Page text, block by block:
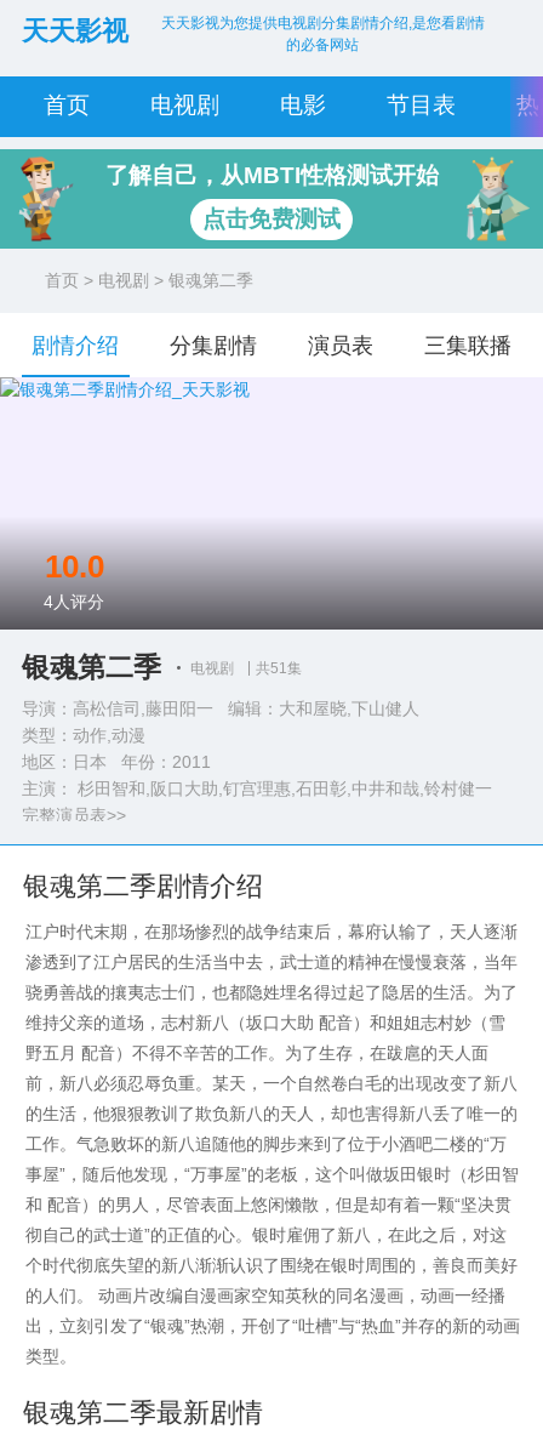
天天影视
天天影视为您提供电视剧分集剧情介绍,是您看剧情
的必备网站
首页 电视剧 电影 节目表
了解自己，从MBTI性格测试开始
点击免费测试
首页 > 电视剧 > 银魂第二季
剧情介绍 分集剧情 演员表 三集联播
银魂第二季 电视剧 共51集
导演：高松信司,藤田阳一 编辑：大和屋晓,下山健人
类型： 动作,动漫
地区：日本 年份： 2011
主演： 杉田智和,阪口大助,钉宫理惠,石田彰,中井和哉,铃村健一
完整演员表>>
10.0
4人评分
银魂第二季剧情介绍
江户时代末期，在那场惨烈的战争结束后，幕府认输了，天人逐渐
渗透到了江户居民的生活当中去，武士道的精神在慢慢衰落，当年
骁勇善战的攘夷志士们，也都隐姓埋名得过起了隐居的生活。为了
维持父亲的道场，志村新八（坂口大助 配音）和姐姐志村妙（雪
野五月 配音）不得不辛苦的工作。为了生存，在跋扈的天人面
前，新八必须忍辱负重。某天，一个自然卷白毛的出现改变了新八
的生活，他狠狠教训了欺负新八的天人，却也害得新八丢了唯一的
工作。气急败坏的新八追随他的脚步来到了位于小酒吧二楼的“万
事屋”，随后他发现，“万事屋”的老板，这个叫做坂田银时（杉田智
和 配音）的男人，尽管表面上悠闲懒散，但是却有着一颗“坚决贯
彻自己的武士道”的正值的心。银时雇佣了新八，在此之后，对这
个时代彻底失望的新八渐渐认识了围绕在银时周围的，善良而美好
的人们。 动画片改编自漫画家空知英秋的同名漫画，动画一经播
出，立刻引发了“银魂”热潮，开创了“吐槽”与“热血”并存的新的动画
类型。
银魂第二季最新剧情